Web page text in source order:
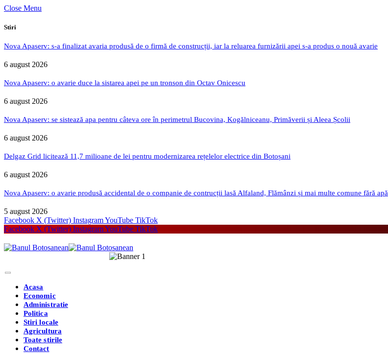
Close Menu
Stiri
Nova Apaserv: s-a finalizat avaria produsă de o firmă de construcții, iar la reluarea furnizării apei s-a produs o nouă avarie
6 august 2026
Nova Apaserv: o avarie duce la sistarea apei pe un tronson din Octav Onicescu
6 august 2026
Nova Apaserv: se sistează apa pentru câteva ore în perimetrul Bucovina, Kogălniceanu, Primăverii și Aleea Școlii
6 august 2026
Delgaz Grid licitează 11,7 milioane de lei pentru modernizarea rețelelor electrice din Botoșani
6 august 2026
Nova Apaserv: o avarie produsă accidental de o companie de contrucții lasă Alfaland, Flămânzi și mai multe comune fără apă
5 august 2026
Facebook X (Twitter) InstagramYouTube TikTok
Facebook X (Twitter) InstagramYouTube TikTok
Acasa
Economic
Administratie
Politica
Stiri locale
Agricultura
Toate stirile
Contact